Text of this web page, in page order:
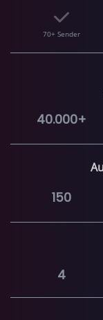
70+ Sender
40.000+
150
4